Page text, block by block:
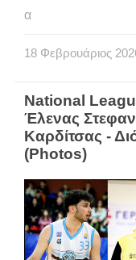
α
18 Φεβρουάριος
National
Έλενας
Καρδίτσας -
(Photos)